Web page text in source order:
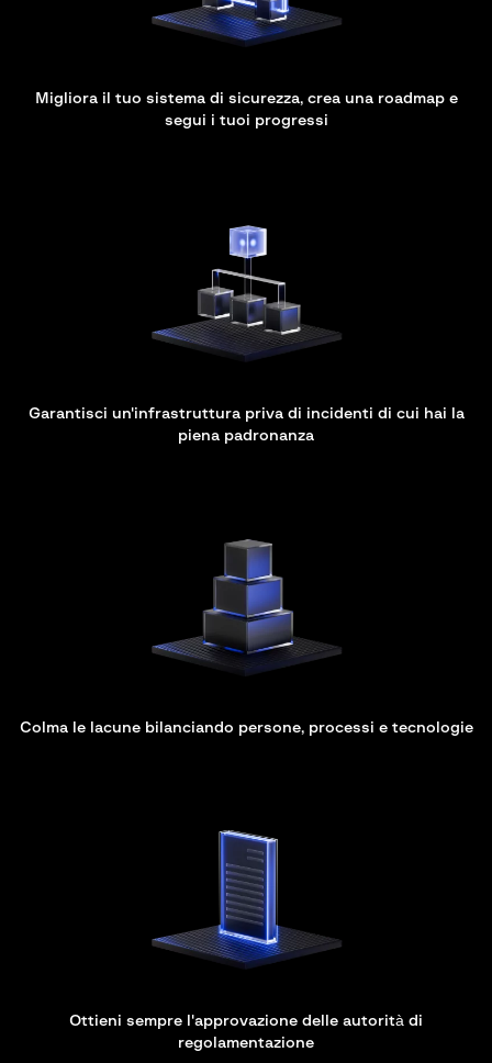
Migliora il tuo sistema di sicurezza, crea una roadmap e
segui i tuoi progressi
Garantisci un'infrastruttura priva di incidenti di cui hai la
piena padronanza
Colma le lacune bilanciando persone, processi e tecnologie
Ottieni sempre l'approvazione delle autorità di
regolamentazione